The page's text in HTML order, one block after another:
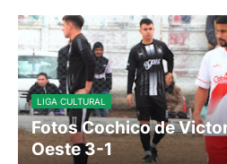
LIGA CULTURAL
Fotos Cochico de
Oeste 3-1